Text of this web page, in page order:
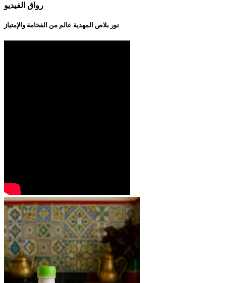
رواق الفيديو
نور بلاص المهدية عالم من الفخامة والإمتياز